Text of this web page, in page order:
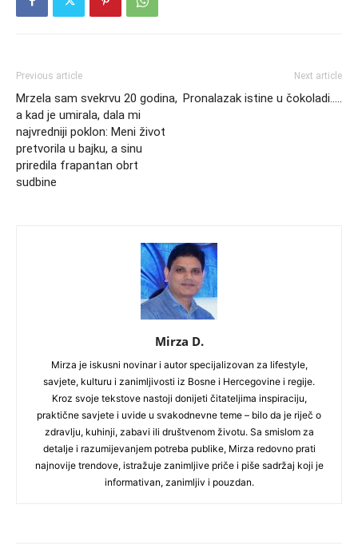
Previous article
Mrzela sam svekrvu 20 godina,
a kad je umirala, dala mi
najvredniji poklon: Meni život
pretvorila u bajku, a sinu
priredila frapantan obrt
sudbine
Next article
Pronalazak istine u čokoladi…..
Mirza D.
Mirza je iskusni novinar i autor specijalizovan za lifestyle,
savjete, kulturu i zanimljivosti iz Bosne i Hercegovine i regije.
Kroz svoje tekstove nastoji donijeti čitateljima inspiraciju,
praktične savjete i uvide u svakodnevne teme – bilo da je riječ o
zdravlju, kuhinji, zabavi ili društvenom životu. Sa smislom za
detalje i razumijevanjem potreba publike, Mirza redovno prati
najnovije trendove, istražuje zanimljive priče i piše sadržaj koji je
informativan, zanimljiv i pouzdan.